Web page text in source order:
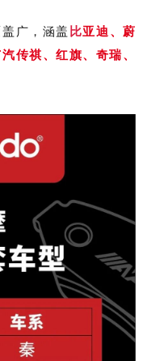
广，涵盖 比亚迪、蔚
传祺、红旗、奇瑞、